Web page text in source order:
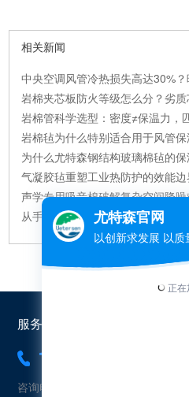
相关新闻
中央空调风管冷热损失高达30%
岩棉夹芯板防火等级怎么分？劣
岩棉管科学选型：密度≠保温力，
岩棉毡为什么特别适合用于风管
为什么尤特森钢结构玻璃棉毡的
气凝胶毡重塑工业热防护的效能
声学专用吸音棉破解复杂空间降
从手机电池到航天飞机：碳气凝胶
服务热线：
18565454573
咨询电话：18565454573（冯先生）